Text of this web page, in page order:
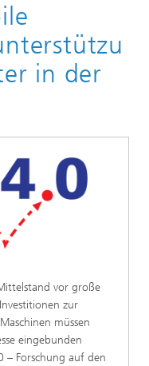
in der
vor große
zur
müssen
eingebunden
– Forschung auf den